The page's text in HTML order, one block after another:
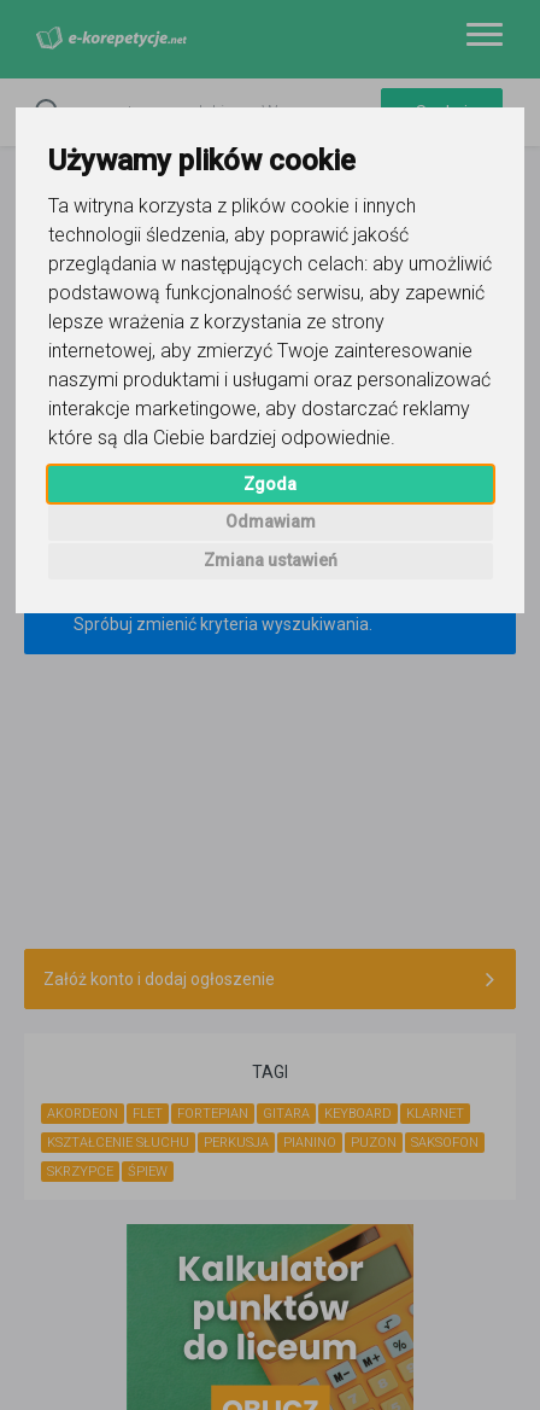
Używamy plików cookie
Ta witryna korzysta z plików cookie i innych
technologii śledzenia, aby poprawić jakość
przeglądania w następujących celach: aby umożliwić
podstawową funkcjonalność serwisu, aby zapewnić
lepsze wrażenia z korzystania ze strony
internetowej, aby zmierzyć Twoje zainteresowanie
naszymi produktami i usługami oraz personalizować
interakcje marketingowe, aby dostarczać reklamy
które są dla Ciebie bardziej odpowiednie.
Zgoda
Odmawiam
Zmiana ustawień
Filtry
Keyboard Łochowo
kujawsko-pomorskie Wyczyść wszystko
Spróbuj zmienić kryteria wyszukiwania.
Załóż konto i dodaj ogłoszenie
TAGI
AKORDEON FLET FORTEPIAN GITARA KEYBOARD
KLARNET
KSZTAŁCENIE SŁUCHU
PERKUSJA PIANINO PUZON
SAKSOFON
SKRZYPCE
ŚPIEW